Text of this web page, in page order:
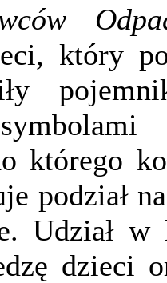
który
którego
podział
Udział
dzieci